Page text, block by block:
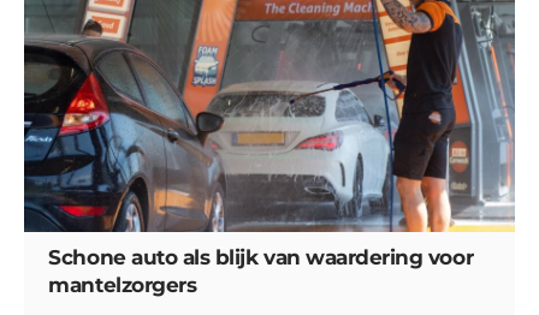
Schone auto als blijk van waardering voor
mantelzorgers